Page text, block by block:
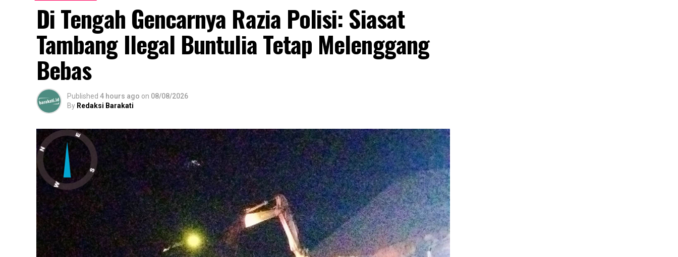
Di Tengah Gencarnya Razia Polisi: Siasat
Tambang Ilegal Buntulia Tetap Melenggang
Bebas
Published 4 hours ago on 08/08/2026
By Redaksi Barakati